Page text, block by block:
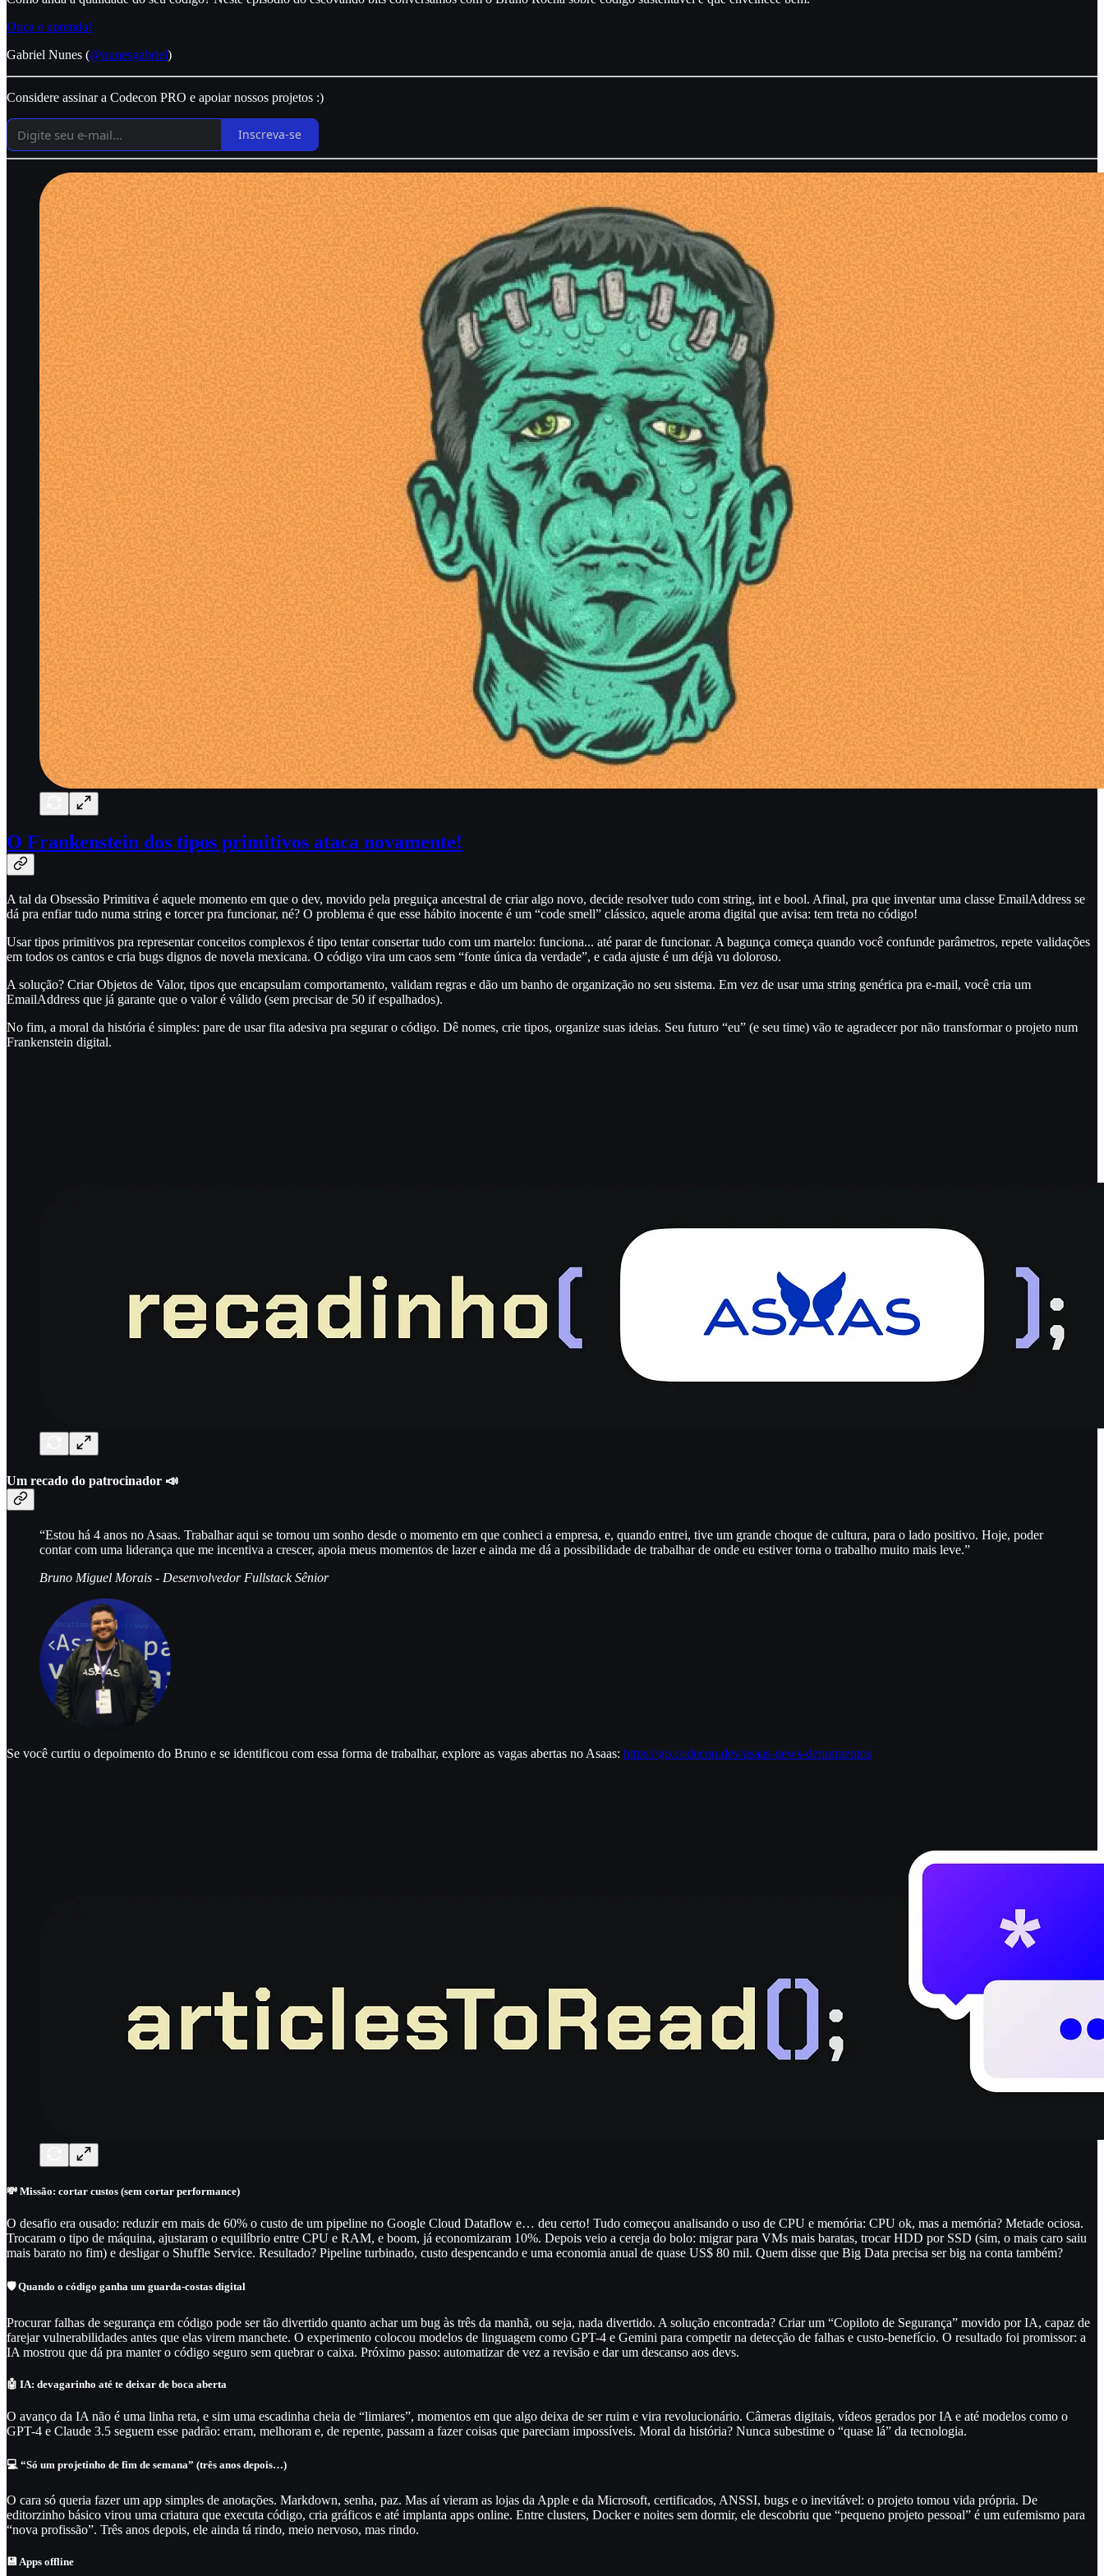
Ouça e aprenda!
Gabriel Nunes (@nunesgabriel)
Considere assinar a Codecon PRO e apoiar nossos projetos :)
Inscreva-se
O Frankenstein dos tipos primitivos ataca novamente!
A tal da Obsessão Primitiva é aquele momento em que o dev, movido pela preguiça ancestral de criar algo novo, decide resolver tudo com string, int e bool. Afinal, pra que inventar uma classe EmailAddress se
dá pra enfiar tudo numa string e torcer pra funcionar, né? O problema é que esse hábito inocente é um “code smell” clássico, aquele aroma digital que avisa: tem treta no código!
Usar tipos primitivos pra representar conceitos complexos é tipo tentar consertar tudo com um martelo: funciona... até parar de funcionar. A bagunça começa quando você confunde parâmetros, repete validações
em todos os cantos e cria bugs dignos de novela mexicana. O código vira um caos sem “fonte única da verdade”, e cada ajuste é um déjà vu doloroso.
A solução? Criar Objetos de Valor, tipos que encapsulam comportamento, validam regras e dão um banho de organização no seu sistema. Em vez de usar uma string genérica pra e-mail, você cria um
EmailAddress que já garante que o valor é válido (sem precisar de 50 if espalhados).
No fim, a moral da história é simples: pare de usar fita adesiva pra segurar o código. Dê nomes, crie tipos, organize suas ideias. Seu futuro “eu” (e seu time) vão te agradecer por não transformar o projeto num
Frankenstein digital.
Um recado do patrocinador 📣
“Estou há 4 anos no Asaas. Trabalhar aqui se tornou um sonho desde o momento em que conheci a empresa, e, quando entrei, tive um grande choque de cultura, para o lado positivo. Hoje, poder
contar com uma liderança que me incentiva a crescer, apoia meus momentos de lazer e ainda me dá a possibilidade de trabalhar de onde eu estiver torna o trabalho muito mais leve.”
Bruno Miguel Morais - Desenvolvedor Fullstack Sênior
Se você curtiu o depoimento do Bruno e se identificou com essa forma de trabalhar, explore as vagas abertas no Asaas: https://go.codecon.dev/asaas-news-depoimentos
💸 Missão: cortar custos (sem cortar performance)
O desafio era ousado: reduzir em mais de 60% o custo de um pipeline no Google Cloud Dataflow e… deu certo! Tudo começou analisando o uso de CPU e memória: CPU ok, mas a memória? Metade ociosa.
Trocaram o tipo de máquina, ajustaram o equilíbrio entre CPU e RAM, e boom, já economizaram 10%. Depois veio a cereja do bolo: migrar para VMs mais baratas, trocar HDD por SSD (sim, o mais caro saiu
mais barato no fim) e desligar o Shuffle Service. Resultado? Pipeline turbinado, custo despencando e uma economia anual de quase US$ 80 mil. Quem disse que Big Data precisa ser big na conta também?
🛡️ Quando o código ganha um guarda-costas digital
Procurar falhas de segurança em código pode ser tão divertido quanto achar um bug às três da manhã, ou seja, nada divertido. A solução encontrada? Criar um “Copiloto de Segurança” movido por IA, capaz de
farejar vulnerabilidades antes que elas virem manchete. O experimento colocou modelos de linguagem como GPT-4 e Gemini para competir na detecção de falhas e custo-benefício. O resultado foi promissor: a
IA mostrou que dá pra manter o código seguro sem quebrar o caixa. Próximo passo: automatizar de vez a revisão e dar um descanso aos devs.
🤖 IA: devagarinho até te deixar de boca aberta
O avanço da IA não é uma linha reta, e sim uma escadinha cheia de “limiares”, momentos em que algo deixa de ser ruim e vira revolucionário. Câmeras digitais, vídeos gerados por IA e até modelos como o
GPT-4 e Claude 3.5 seguem esse padrão: erram, melhoram e, de repente, passam a fazer coisas que pareciam impossíveis. Moral da história? Nunca subestime o “quase lá” da tecnologia.
💻 “Só um projetinho de fim de semana” (três anos depois…)
O cara só queria fazer um app simples de anotações. Markdown, senha, paz. Mas aí vieram as lojas da Apple e da Microsoft, certificados, ANSSI, bugs e o inevitável: o projeto tomou vida própria. De
editorzinho básico virou uma criatura que executa código, cria gráficos e até implanta apps online. Entre clusters, Docker e noites sem dormir, ele descobriu que “pequeno projeto pessoal” é um eufemismo para
“nova profissão”. Três anos depois, ele ainda tá rindo, meio nervoso, mas rindo.
💾 Apps offline